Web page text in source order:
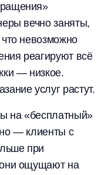
вечно заняты,
невозможно
реагируют всё
— низкое.
услуг растут.
на «бесплатный»
— клиенты с
при
ощущают на